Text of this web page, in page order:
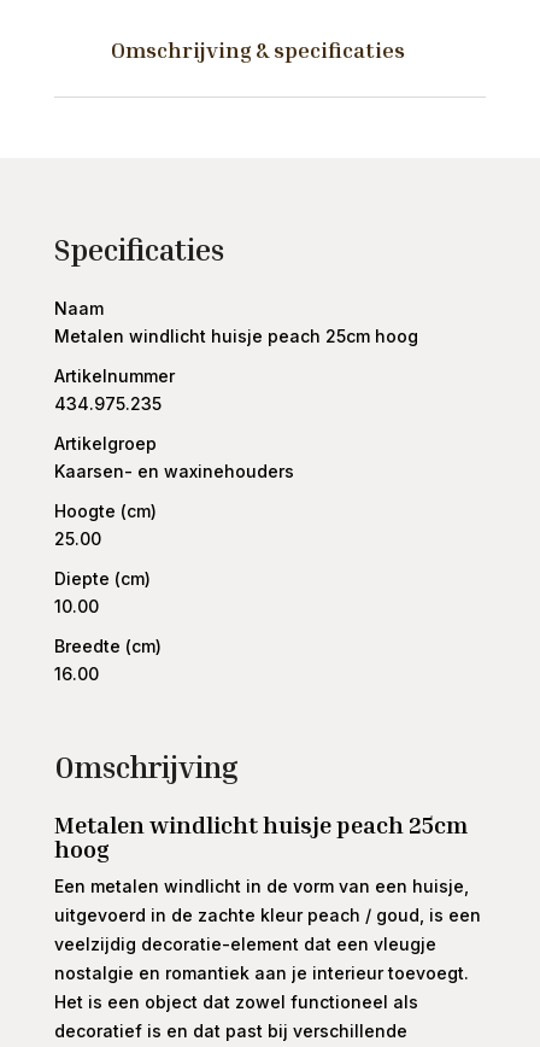
Omschrijving & specificaties
Specificaties
Naam
Metalen windlicht huisje peach 25cm hoog
Artikelnummer
434.975.235
Artikelgroep
Kaarsen- en waxinehouders
Hoogte (cm)
25.00
Diepte (cm)
10.00
Breedte (cm)
16.00
Omschrijving
Metalen windlicht huisje peach 25cm
hoog
Een metalen windlicht in de vorm van een huisje,
uitgevoerd in de zachte kleur peach / goud, is een
veelzijdig decoratie-element dat een vleugje
nostalgie en romantiek aan je interieur toevoegt.
Het is een object dat zowel functioneel als
decoratief is en dat past bij verschillende